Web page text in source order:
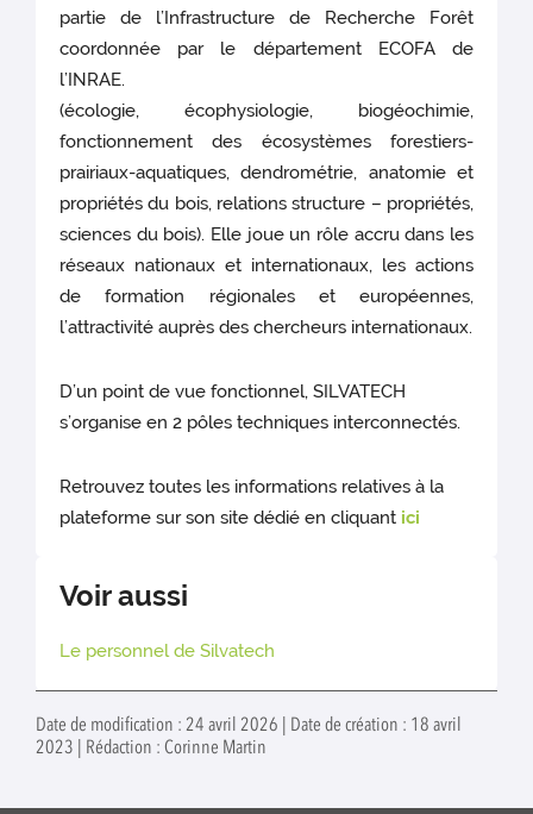
partie de l’Infrastructure de Recherche Forêt
coordonnée par le département ECOFA de
l’INRAE.
(écologie, écophysiologie, biogéochimie,
fonctionnement des écosystèmes forestiers-
prairiaux-aquatiques, dendrométrie, anatomie et
propriétés du bois, relations structure – propriétés,
sciences du bois). Elle joue un rôle accru dans les
réseaux nationaux et internationaux, les actions
de formation régionales et européennes,
l’attractivité auprès des chercheurs internationaux.
D’un point de vue fonctionnel, SILVATECH
s’organise en 2 pôles techniques interconnectés.
Retrouvez toutes les informations relatives à la
plateforme sur son site dédié en cliquant ici
Voir aussi
Le personnel de Silvatech
Date de modification : 24 avril 2026 | Date de création : 18 avril
2023 | Rédaction : Corinne Martin